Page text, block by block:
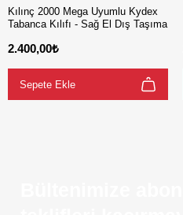
Kılınç 2000 Mega Uyumlu Kydex
Tabanca Kılıfı - Sağ El Dış Taşıma
2.400,00₺
Sepete Ekle